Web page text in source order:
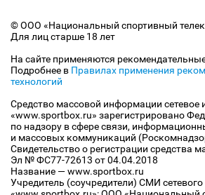
© ООО «Национальный спортивный
Для лиц старше 18 лет
На сайте применяются
Подробнее в Правилах применения
технологий
Средство массовой информации сетевое
«www.sportbox.ru» зарегистрировано
по надзору в сфере связи,
и массовых коммуникаций
Свидетельство о регистрации средства
Эл № ФС77-72613 от 04.04.2018
Название — www.sportbox.ru
Учредитель (соучредители) СМИ